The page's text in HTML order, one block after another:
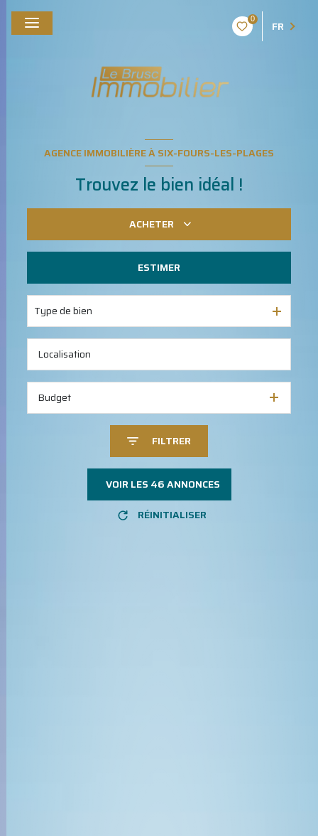
0 FR
AGENCE IMMOBILIÈRE À SIX-FOURS-LES-PLAGES
Trouvez le bien idéal !
ACHETER
Du neuf
ESTIMER
Type de bien
Budget
FILTRER
VOIR LES 46ANNONCES
RÉINITIALISER